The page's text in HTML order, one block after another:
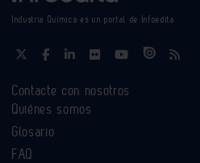
Industria Química es un portal de Infoedita
Contacte con nosotros
Quiénes somos
Glosario
FAQ